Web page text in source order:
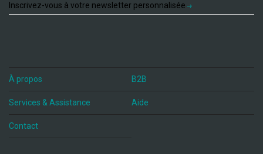
Inscrivez-vous à votre newsletter personnalisée
À propos B2B
Services & Assistance Aide
Contact